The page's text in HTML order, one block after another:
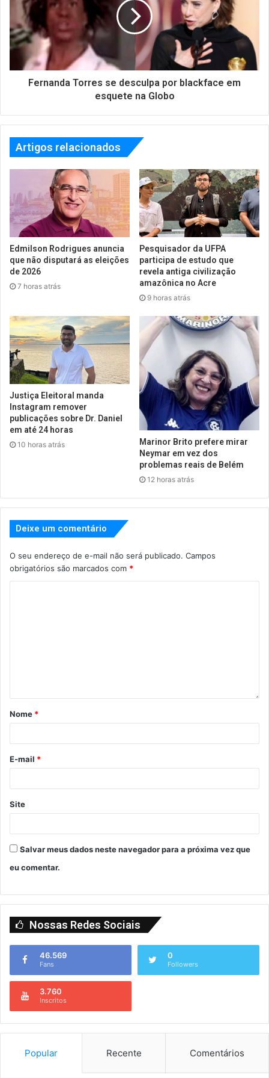
Fernanda Torres se desculpa por blackface em
esquete na Globo
Artigos relacionados
Edmilson Rodrigues anuncia
que não disputará as eleições
de 2026
7 horas atrás
Pesquisador da UFPA
participa de estudo que
revela antiga civilização
amazônica no Acre
9 horas atrás
Justiça Eleitoral manda
Instagram remover
publicações sobre Dr. Daniel
em até 24 horas
10 horas atrás
Marinor Brito prefere mirar
Neymar em vez dos
problemas reais de Belém
12 horas atrás
Deixe um comentário
O seu endereço de e-mail não será publicado. Campos
obrigatórios são marcados com *
Nome *
E-mail *
Site
Salvar meus dados neste navegador para a próxima vez que
eu comentar.
Nossas Redes Sociais
46.569
Fans
0
Followers
3.760
Inscritos
Popular Recente Comentários